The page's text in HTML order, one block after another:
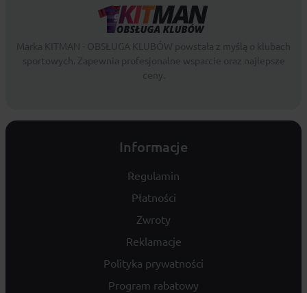
Informacje
Regulamin
Płatności
Zwroty
Reklamacje
Polityka prywatności
Program rabatowy